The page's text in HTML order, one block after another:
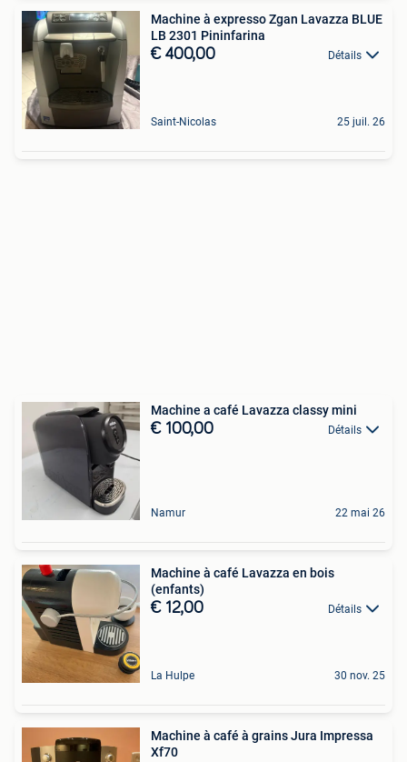
Machine à expresso Zgan Lavazza BLUE
LB 2301 Pininfarina
€ 400,00 Détails
Saint-Nicolas 25 juil. 26
Machine a café Lavazza classy mini
€ 100,00 Détails
Namur 22 mai 26
Machine à café Lavazza en bois
(enfants)
€ 12,00 Détails
La Hulpe 30 nov. 25
Machine à café à grains Jura Impressa
Xf70